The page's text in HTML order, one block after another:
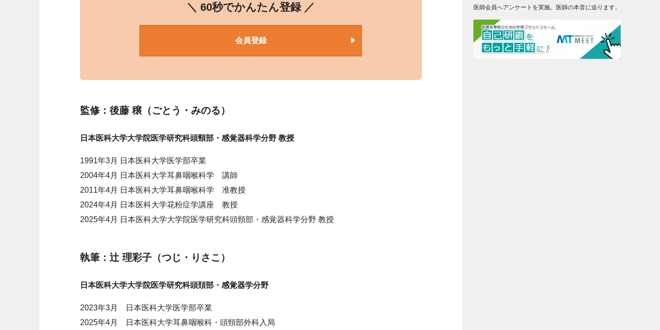
＼ 60秒でかんたん登録 ／
会員登録
監修：後藤 穣（ごとう・みのる）
日本医科大学大学院医学研究科頭頸部・感覚器科学分野 教授
1991年3月 日本医科大学医学部卒業
2004年4月 日本医科大学耳鼻咽喉科学 講師
2011年4月 日本医科大学耳鼻咽喉科学 准教授
2024年4月 日本医科大学花粉症学講座 教授
2025年4月 日本医科大学大学院医学研究科頭頸部・感覚器科学分野 教授
執筆：辻 理彩子（つじ・りさこ）
日本医科大学大学院医学研究科頭頚部・感覚器学分野
2023年3月 日本医科大学医学部卒業
2025年4月 日本医科大学耳鼻咽喉科・頭頸部外科入局
医師会員へアンケートを実施。医師の本音に迫ります。